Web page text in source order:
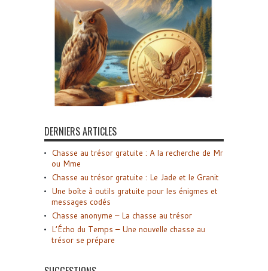
DERNIERS ARTICLES
Chasse au trésor gratuite : A la recherche de Mr
ou Mme
Chasse au trésor gratuite : Le Jade et le Granit
Une boîte à outils gratuite pour les énigmes et
messages codés
Chasse anonyme – La chasse au trésor
L’Écho du Temps – Une nouvelle chasse au
trésor se prépare